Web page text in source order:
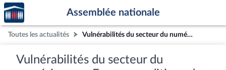
Aller au contenu
Aller en bas de la page
Accèder
à la
page
d'accueil
Assemblée nationale
Toutes les actualités Vulnérabilités du secteur du numérique en France : auditions de Mistral AI, de représentants des Gafam en France et de Cédric O
Vulnérabilités du secteur du